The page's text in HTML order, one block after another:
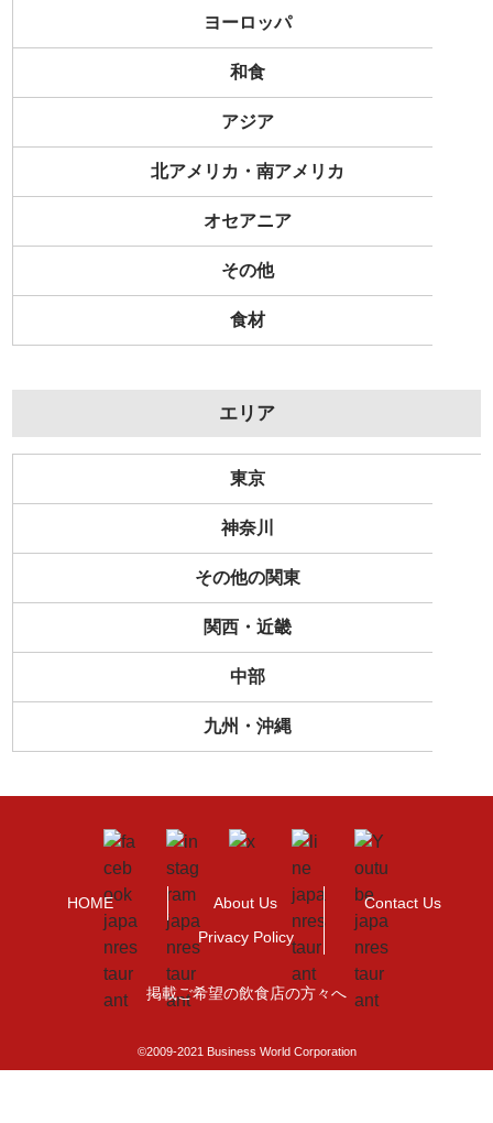
ヨーロッパ
和食
アジア
北アメリカ・南アメリカ
オセアニア
その他
食材
エリア
東京
神奈川
その他の関東
関西・近畿
中部
九州・沖縄
HOME About Us
Contact Us
Privacy Policy
掲載ご希望の飲食店の方々へ
©2009-2021 Business World Corporation